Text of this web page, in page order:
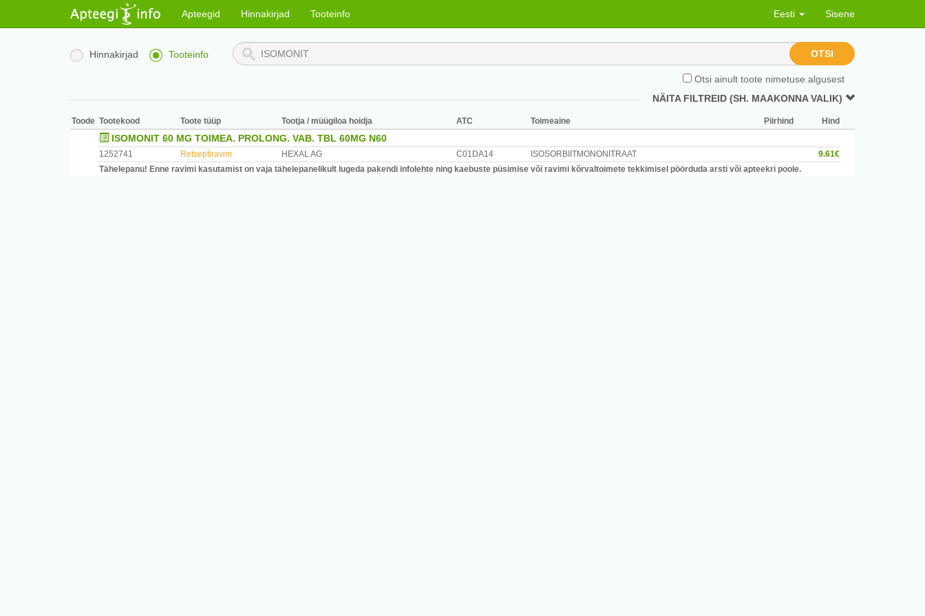
Apteegid Hinnakirjad Tooteinfo Eesti Sisene
Hinnakirjad Tooteinfo OTSI
Otsi ainult toote nimetuse algusest
NÄITA FILTREID (SH. MAAKONNA VALIK)
Toode Tootekood Toote tüüp Tootja / müügiloa hoidja ATC Toimeaine Piirhind Hind
ISOMONIT 60 MG TOIMEA. PROLONG. VAB. TBL 60MG N60
1252741 Retseptiravim HEXAL AG C01DA14 ISOSORBIITMONONITRAAT
9.61€
Tähelepanu! Enne ravimi kasutamist on vaja tähelepanelikult lugeda pakendi infolehte ning kaebuste püsimise või ravimi kõrvaltoimete tekkimisel pöörduda arsti või apteekri poole.